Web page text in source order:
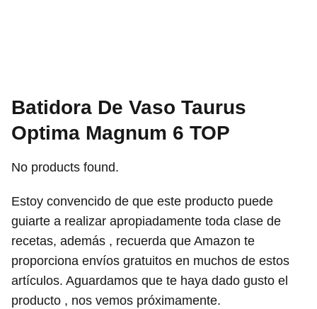
Batidora De Vaso Taurus
Optima Magnum 6 TOP
No products found.
Estoy convencido de que este producto puede
guiarte a realizar apropiadamente toda clase de
recetas, además , recuerda que Amazon te
proporciona envíos gratuitos en muchos de estos
artículos. Aguardamos que te haya dado gusto el
producto , nos vemos próximamente.